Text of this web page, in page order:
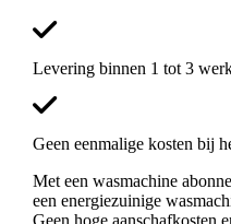
Levering binnen 1 tot 3
Geen eenmalige kosten bij
Met een wasmachine
een energiezuinige
Geen hoge aanschafkosten